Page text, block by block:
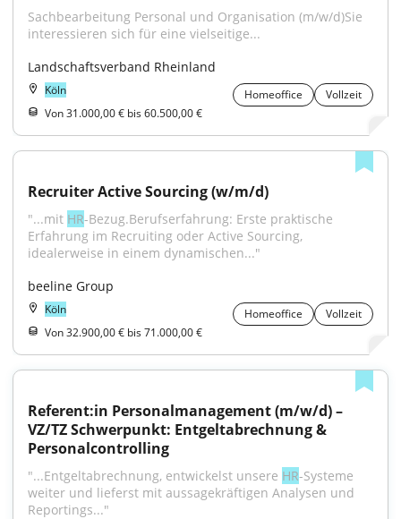
Sachbearbeitung Personal und Organisation (m/w/d)Sie
interessieren sich für eine vielseitige...
Landschaftsverband Rheinland
Köln Homeoffice
Vollzeit
Von 31.000,00 € bis 60.500,00 €
Recruiter Active Sourcing (w/m/d)
"...mit HR-Bezug.Berufserfahrung: Erste praktische
Erfahrung im Recruiting oder Active Sourcing,
idealerweise in einem dynamischen..."
beeline Group
Köln Homeoffice
Vollzeit
Von 32.900,00 € bis 71.000,00 €
Referent:in Personalmanagement (m/w/d) –
VZ/TZ Schwerpunkt: Entgeltabrechnung &
Personalcontrolling
"...Entgeltabrechnung, entwickelst unsere HR-Systeme
weiter und lieferst mit aussagekräftigen Analysen und
Reportings..."